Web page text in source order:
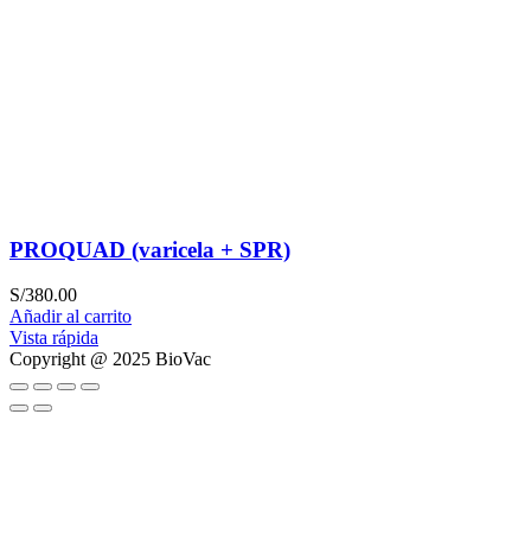
PROQUAD (varicela + SPR)
S/380.00
Añadir al carrito
Vista rápida
Copyright @ 2025 BioVac